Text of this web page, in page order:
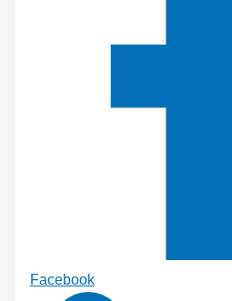
Facebook